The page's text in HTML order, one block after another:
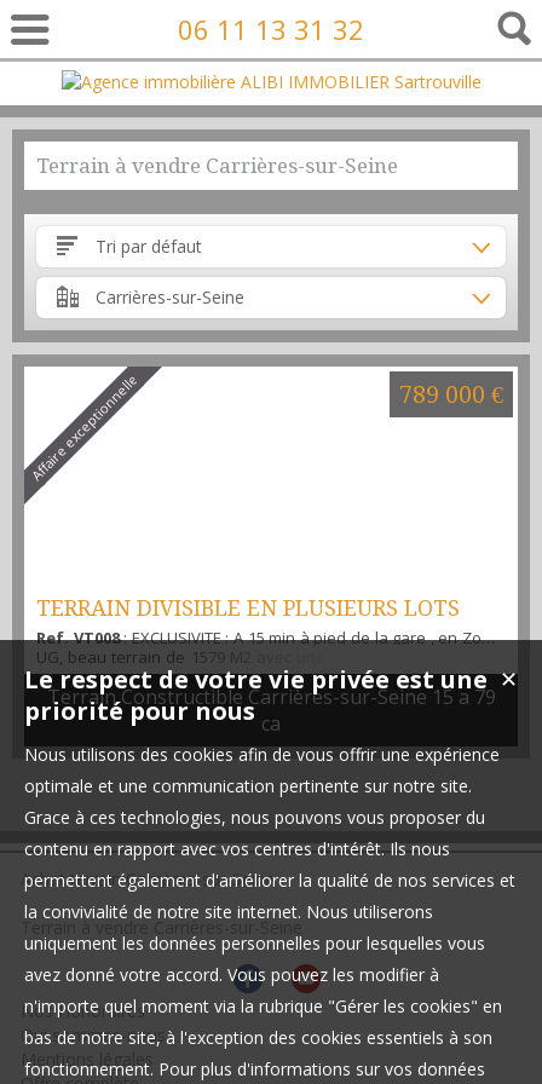
06 11 13 31 32
Terrain à vendre Carrières-sur-Seine
Tri par défaut
Carrières-sur-Seine
Affaire exceptionnelle
TERRAIN DIVISIBLE EN PLUSIEURS LOTS
Ref. VT008: EXCLUSIVITE : A 15 min à pied de la gare , en Zone
UG, beau terrain de 1579 M2 avec une maison de 3 pièces de
70M2, agrandissement possible. Division possible. Contactez
rapidement l'agence ALIBI IMMOBILIER, l'agence aux frais de
commissions les plus bas du marché. M.Martinho agent
Terrain Constructible Carrières-sur-Seine 15 a 79
ca
789 000 €
Achat terrain Carrières-sur-Seine
Nos Honoraires
Qui sommes-nous
Mentions légales
✕
Le respect de votre vie privée est une
priorité pour nous
Nous utilisons des cookies afin de vous offrir une expérience
optimale et une communication pertinente sur notre site.
Grace à ces technologies, nous pouvons vous proposer du
contenu en rapport avec vos centres d'intérêt. Ils nous
permettent également d'améliorer la qualité de nos services et
la convivialité de notre site internet. Nous utiliserons
uniquement les données personnelles pour lesquelles vous
avez donné votre accord. Vous pouvez les modifier à
n'importe quel moment via la rubrique "Gérer les cookies" en
bas de notre site, à l'exception des cookies essentiels à son
fonctionnement. Pour plus d'informations sur vos données